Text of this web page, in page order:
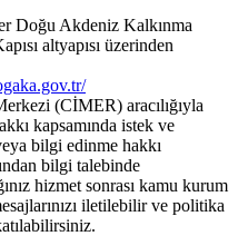
Doğu Akdeniz Kalkınma
altyapısı üzerinden
(CİMER) aracılığıyla
kapsamında istek ve
bilgi edinme hakkı
bilgi talebinde
hizmet sonrası kamu kurum
iletilebilir ve politika